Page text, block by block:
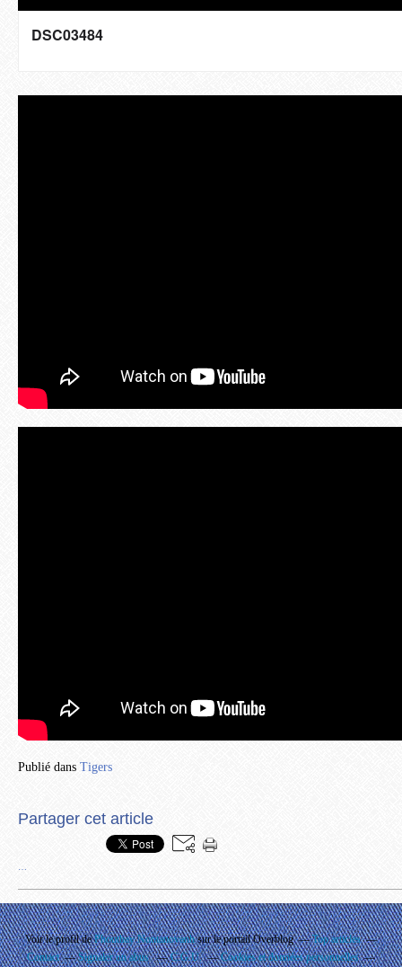
Publié dans Tigers
Partager cet article
Voir le profil dePhouthay Nontanovanhsur le portail Overblog
Top articles
Contact
Signaler un abus C.G.U.
Cookies et données personnelles